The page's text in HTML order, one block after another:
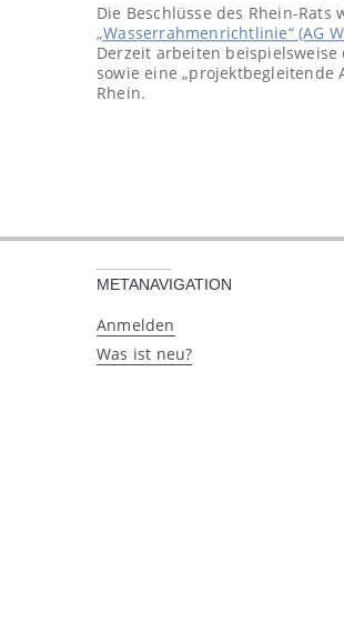
Die Beschlüsse des Rhein-
„Wasserrahmenrichtlinie“ (AG
Derzeit arbeiten
sowie eine „projektbegleitende
Rhein.
METANAVIGATION
Anmelden
Was ist neu?